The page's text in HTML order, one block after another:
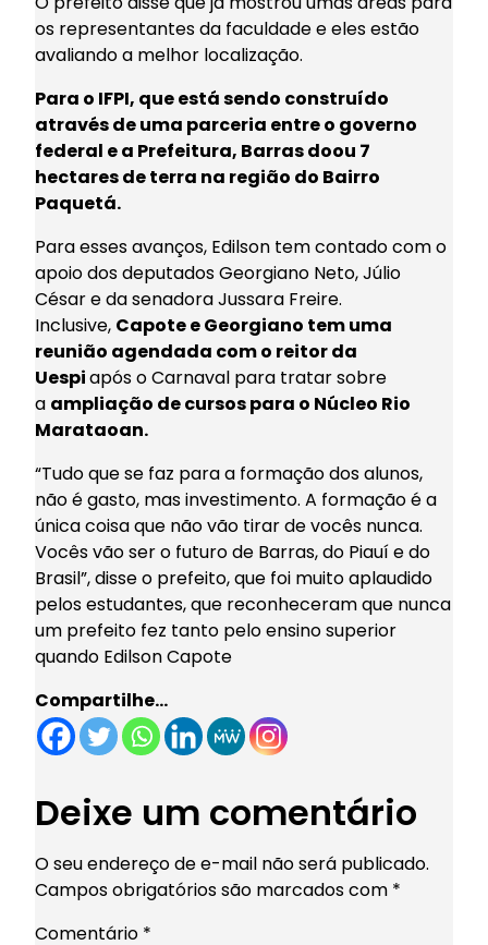
os representantes da faculdade e eles estão
avaliando a melhor localização.
Para o IFPI, que está sendo construído
através de uma parceria entre o governo
federal e a Prefeitura, Barras doou 7
hectares de terra na região do Bairro
Paquetá.
Para esses avanços, Edilson tem contado com o
apoio dos deputados Georgiano Neto, Júlio
César e da senadora Jussara Freire.
Inclusive, Capote e Georgiano tem uma
reunião agendada com o reitor da
Uespiapós o Carnaval para tratar sobre
a ampliação de cursos para o Núcleo Rio
Marataoan.
“Tudo que se faz para a formação dos alunos,
não é gasto, mas investimento. A formação é a
única coisa que não vão tirar de vocês nunca.
Vocês vão ser o futuro de Barras, do Piauí e do
Brasil”, disse o prefeito, que foi muito aplaudido
pelos estudantes, que reconheceram que nunca
um prefeito fez tanto pelo ensino superior
quando Edilson Capote
Compartilhe…
Deixe um comentário
O seu endereço de e-mail não será publicado.
Campos obrigatórios são marcados com *
Comentário *